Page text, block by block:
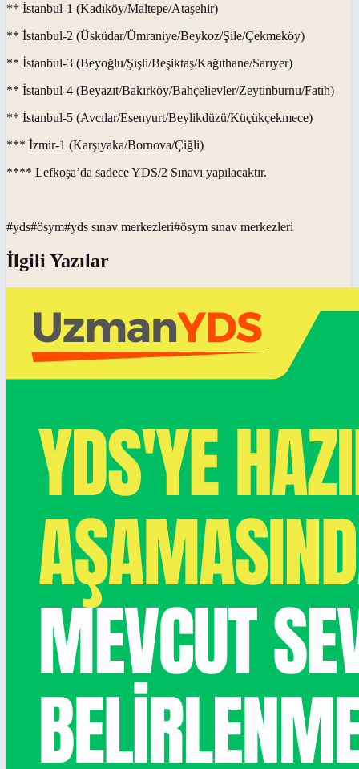
** İstanbul-1 (Kadıköy/Maltepe/Ataşehir)
** İstanbul-2 (Üsküdar/Ümraniye/Beykoz/Şile/Çekmeköy)
** İstanbul-3 (Beyoğlu/Şişli/Beşiktaş/Kağıthane/Sarıyer)
** İstanbul-4 (Beyazıt/Bakırköy/Bahçelievler/Zeytinburnu/Fatih)
** İstanbul-5 (Avcılar/Esenyurt/Beylikdüzü/Küçükçekmece)
*** İzmir-1 (Karşıyaka/Bornova/Çiğli)
**** Lefkoşa’da sadece YDS/2 Sınavı yapılacaktır.
#yds#ösym#yds sınav merkezleri#ösym sınav merkezleri
İlgili Yazılar